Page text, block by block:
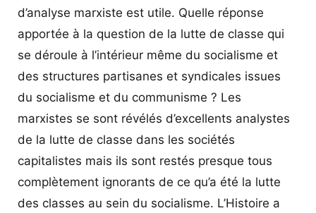
d’analyse marxiste est utile. Quelle réponse
apportée à la question de la lutte de classe qui
se déroule à l’intérieur même du socialisme et
des structures partisanes et syndicales issues
du socialisme et du communisme ? Les
marxistes se sont révélés d’excellents analystes
de la lutte de classe dans les sociétés
capitalistes mais ils sont restés presque tous
complètement ignorants de ce qu’a été la lutte
des classes au sein du socialisme. L’Histoire a